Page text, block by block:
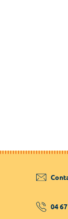
04